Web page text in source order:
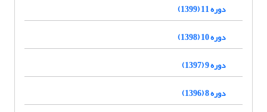
دوره 11 (1399)
دوره 10 (1398)
دوره 9 (1397)
دوره 8 (1396)